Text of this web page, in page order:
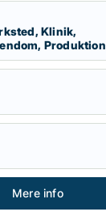
Klinik,
Mere info